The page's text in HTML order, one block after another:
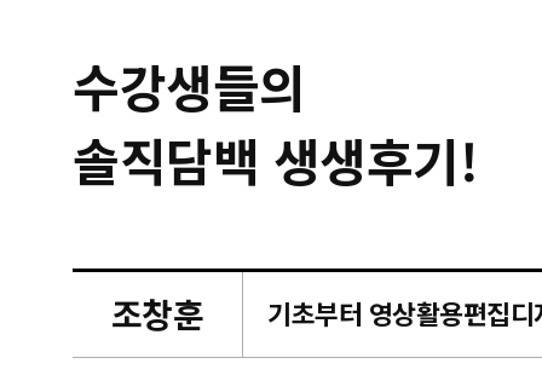
수강생들의
솔직담백 생생후기!
조창훈